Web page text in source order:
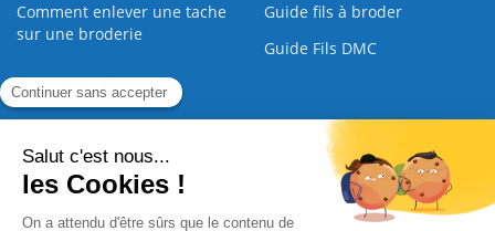
Comment enlever une tache
sur une broderie
Guide fils à broder
Guide Fils DMC
Guide de la Broderie
Nous contacter |